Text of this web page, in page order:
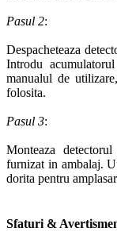
Pasul 2:
Despacheteaza
Introdu
manualul de
folosita.
Pasul 3:
Monteaza
furnizat in ambalaj.
dorita pentru
Sfaturi &